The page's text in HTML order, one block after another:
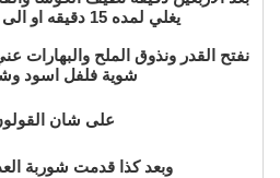
يغلي لمده 15 دقيقه او الى ان
نفتح القدر ونذوق الملح
شوية فلفل اسود
على شان
وبعد كذا قدمت شوربة